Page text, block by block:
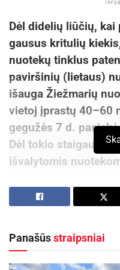
Dėl didelių liūčių, kai
gausus kritulių
nuotekų tinklus
paviršinių (lietaus)
išauga Žiežmarių
vietoj įprastų 40–60
gegužės 7 d.
Dėl tokio staigaus
išvalytomis
Nedelsiant buvo
Situacijos
Panašūsstraipsniai